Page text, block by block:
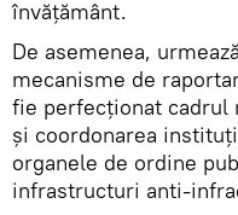
învățământ.
De asemenea,
mecanisme de
fie perfecționat cadrul
și coordonarea
organele de ordine
infrastructuri anti-